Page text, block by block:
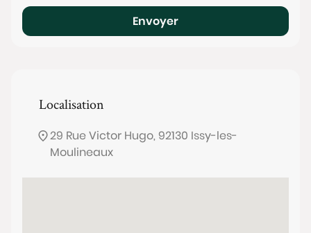
Envoyer
Localisation
29 Rue Victor Hugo, 92130 Issy-les-
Moulineaux